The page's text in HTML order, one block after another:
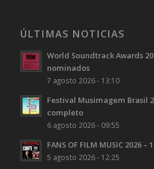
ÚLTIMAS NOTICIAS
World Soundtrack Awards
nominados
7 agosto 2026 - 13:10
Festival Musimagem Brasil
completo
6 agosto 2026 - 09:55
FANS OF FILM MUSIC 2026
5 agosto 2026 - 12:25